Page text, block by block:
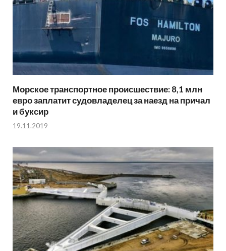
Морское транспортное происшествие: 8,1 млн
евро заплатит судовладелец за наезд на причал
и буксир
19.11.2019